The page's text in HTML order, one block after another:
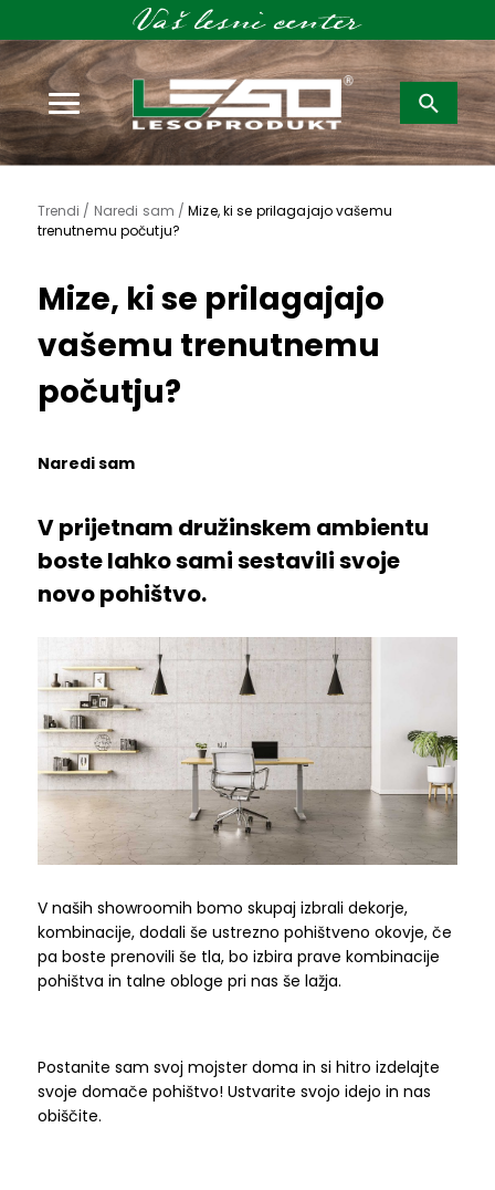
Išči:
Trendi / Naredi sam /Mize, ki se prilagajajo vašemu
trenutnemu počutju?
Mize, ki se prilagajajo
vašemu trenutnemu
počutju?
Naredi sam
V prijetnam družinskem ambientu
boste lahko sami sestavili svoje
novo pohištvo.
V naših showroomih bomo skupaj izbrali dekorje,
kombinacije, dodali še ustrezno pohištveno okovje, če
pa boste prenovili še tla, bo izbira prave kombinacije
pohištva in talne obloge pri nas še lažja.
Postanite sam svoj mojster doma in si hitro izdelajte
svoje domače pohištvo! Ustvarite svojo idejo in nas
obiščite.